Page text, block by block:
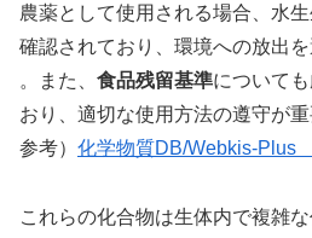
農薬として使用される場合、水
確認されており、環境への放出
。また、 食品残留基準について
おり、適切な使用方法の遵守が重
参考） 化学物質DB/Webkis-Plus
これらの化合物は生体内で複雑